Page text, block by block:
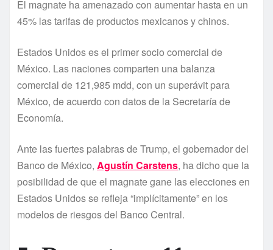
El magnate ha amenazado con aumentar hasta en un
45% las tarifas de productos mexicanos y chinos.
Estados Unidos es el primer socio comercial de
México. Las naciones comparten una balanza
comercial de 121,985 mdd, con un superávit para
México, de acuerdo con datos de la Secretarí­a de
Economí­a.
Ante las fuertes palabras de Trump, el gobernador del
Banco de México, Agustí­n Carstens, ha dicho que la
posibilidad de que el magnate gane las elecciones en
Estados Unidos se refleja “implí­citamente” en los
modelos de riesgos del Banco Central.